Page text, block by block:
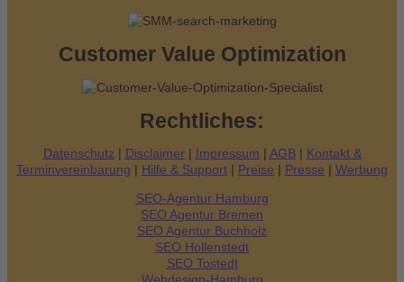
Customer Value Optimization
Rechtliches:
Datenschutz | Disclaimer| Impressum | AGB| Kontakt &
Terminvereinbarung | Hilfe & Support | Preise | Presse | Werbung
SEO-Agentur Hamburg
SEO Agentur Bremen
SEO Agentur Buchholz
SEO Hollenstedt
SEO Tostedt